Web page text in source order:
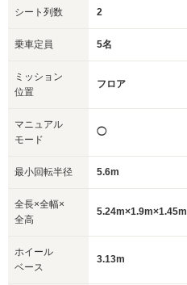
シート列数 2
乗車定員 5名
ミッション
位置
フロア
マニュアル
モード
◯
最小回転半径 5.6m
全長×全幅×
全高
5.24m×1.9m×1.45m
ホイール
ベース
3.13m